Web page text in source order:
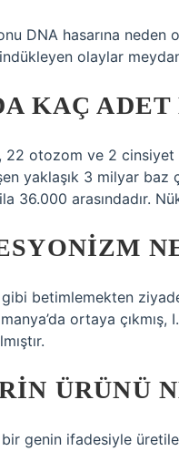
DNA hasarına neden
olaylar
KAÇ ADET
22 otozom ve 2
yaklaşık 3 milyar
36.000 arasındadır.
gibi betimlemekten
ortaya
ÜRÜNÜ
bir genin ifadesiyle